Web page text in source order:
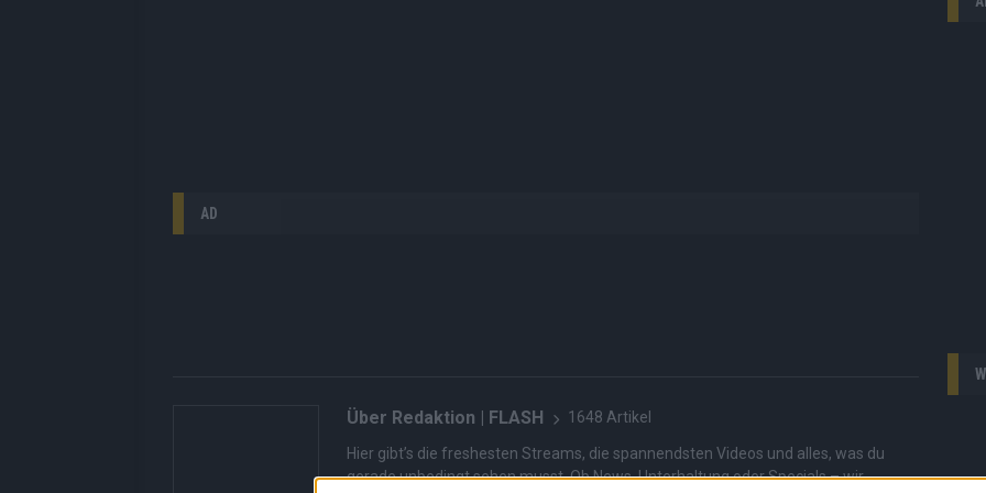
AD
Über Redaktion | FLASH 1648 Artikel
Hier gibt’s die freshesten Streams, die spannendsten Videos und alles, was du
gerade unbedingt sehen musst. Ob News, Unterhaltung oder Specials – wir